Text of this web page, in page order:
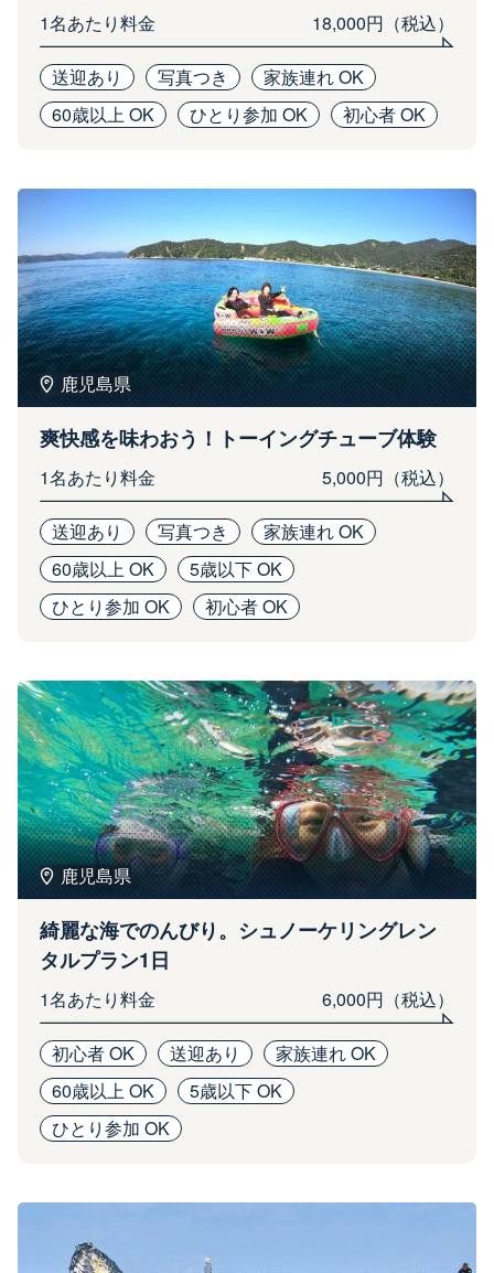
1名あたり料金 18,000円（税込）
送迎あり 写真つき
家族連れ OK
60歳以上 OK
ひとり参加 OK 初心者 OK
爽快感を味わおう！トーイングチューブ体験
1名あたり料金 5,000円（税込）
送迎あり 写真つき
家族連れ OK
60歳以上 OK
5歳以下 OK
ひとり参加 OK
初心者 OK
鹿児島県
綺麗な海でのんびり。シュノーケリングレン
タルプラン1日
1名あたり料金 6,000円（税込）
初心者 OK 送迎あり
家族連れ OK
60歳以上 OK
5歳以下 OK
ひとり参加 OK
鹿児島県